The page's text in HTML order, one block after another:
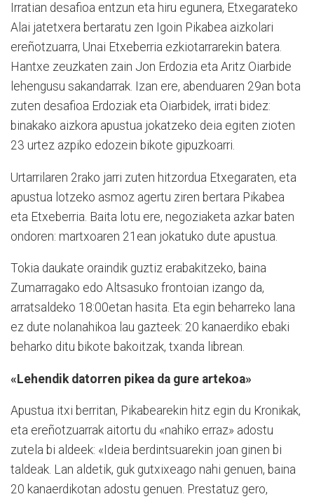
Irratian desafioa entzun eta hiru egunera, Etxegarateko
Alai jatetxera bertaratu zen Igoin Pikabea aizkolari
ereñotzuarra, Unai Etxeberria ezkiotarrarekin batera.
Hantxe zeuzkaten zain Jon Erdozia eta Aritz Oiarbide
lehengusu sakandarrak. Izan ere, abenduaren 29an bota
zuten desafioa Erdoziak eta Oiarbidek, irrati bidez:
binakako aizkora apustua jokatzeko deia egiten zioten
23 urtez azpiko edozein bikote gipuzkoarri.
Urtarrilaren 2rako jarri zuten hitzordua Etxegaraten, eta
apustua lotzeko asmoz agertu zi­ren bertara Pikabea
eta Etxeberria. Baita lotu ere, negoziaketa azkar baten
ondoren: martxoaren 21ean jokatuko dute apustua.
Tokia daukate oraindik guztiz erabakitzeko, baina
Zumarragako edo Altsasuko frontoian izango da,
arratsaldeko 18:00etan hasita. Eta egin beharreko lana
ez dute nolanahikoa lau gazteek: 20 kanaerdiko ebaki
beharko ditu bikote bakoitzak, txanda librean.
«Lehendik datorren pikea da gure artekoa»
Apustua itxi berritan, Pikabearekin hitz egin du Kronikak,
eta ereñotzuarrak aitortu du «nahiko erraz» adostu
zutela bi aldeek: «Ideia berdintsuarekin joan ginen bi
taldeak. Lan aldetik, guk gutxixeago nahi genuen, baina
20 kanaerdikotan adostu genuen. Prestatuz gero,